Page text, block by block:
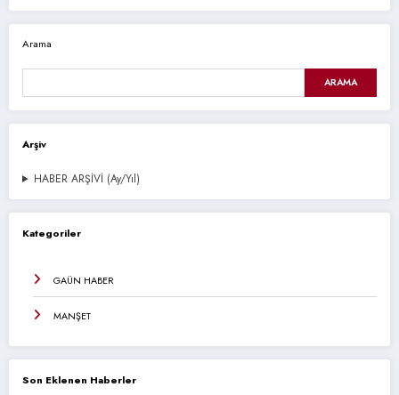
Arama
ARAMA
Arşiv
HABER ARŞİVİ (Ay/Yıl)
Kategoriler
GAÜN HABER
MANŞET
Son Eklenen Haberler